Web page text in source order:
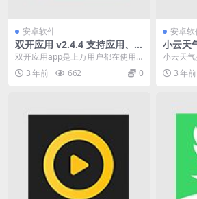
安卓软件
双开应用 v2.4.4 支持应用、游
戏无限多开，解锁会员版
双开应用app是上万用户都在使用
的多开软件，支持应用、游戏无限
多开，使用稳定流畅...
3 年前 662 0
安卓软
小云天
用，自
高级版
小云天
的天气
启动迅速
3 年前